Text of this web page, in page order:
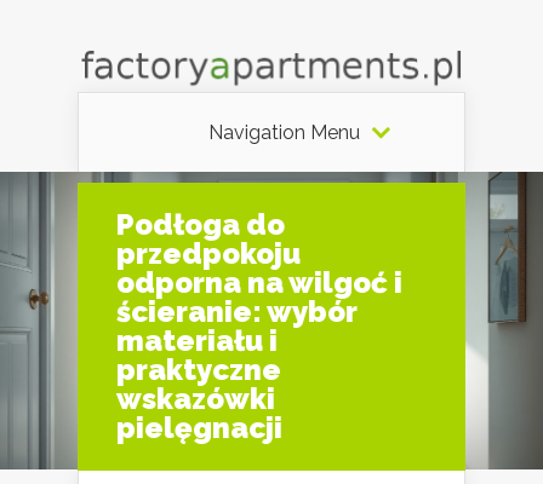
Navigation Menu
Podłoga do
przedpokoju
odporna na wilgoć i
ścieranie: wybór
materiału i
praktyczne
wskazówki
pielęgnacji